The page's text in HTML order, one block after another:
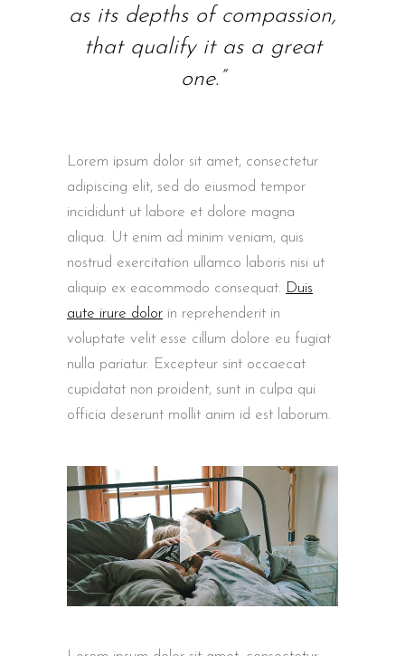
as its depths of compassion,
that qualify it as a great
one.”
Lorem ipsum dolor sit amet, consectetur
adipiscing elit, sed do eiusmod tempor
incididunt ut labore et dolore magna
aliqua. Ut enim ad minim veniam, quis
nostrud exercitation ullamco laboris nisi ut
aliquip ex eacommodo consequat. Duis
aute irure dolor in reprehenderit in
voluptate velit esse cillum dolore eu fugiat
nulla pariatur. Excepteur sint occaecat
cupidatat non proident, sunt in culpa qui
officia deserunt mollit anim id est laborum.